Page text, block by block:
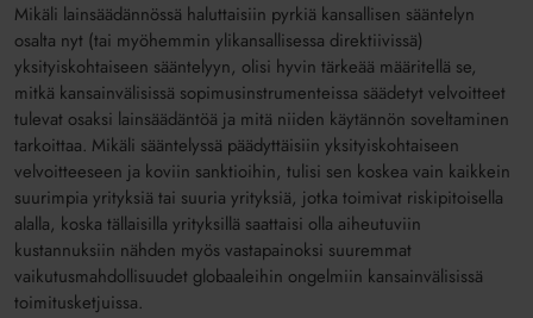
Mikäli lainsäädännössä haluttaisiin pyrkiä kansallisen sääntelyn
osalta nyt (tai myöhemmin ylikansallisessa direktiivissä)
yksityiskohtaiseen sääntelyyn, olisi hyvin tärkeää määritellä se,
mitkä kansainvälisissä sopimusinstrumenteissa säädetyt velvoitteet
tulevat osaksi lainsäädäntöä ja mitä niiden käytännön soveltaminen
tarkoittaa. Mikäli sääntelyssä päädyttäisiin yksityiskohtaiseen
velvoitteeseen ja koviin sanktioihin, tulisi sen koskea vain kaikkein
suurimpia yrityksiä tai suuria yrityksiä, jotka toimivat riskipitoisella
alalla, koska tällaisilla yrityksillä saattaisi olla aiheutuviin
kustannuksiin nähden myös vastapainoksi suuremmat
vaikutusmahdollisuudet globaaleihin ongelmiin kansainvälisissä
toimitusketjuissa.